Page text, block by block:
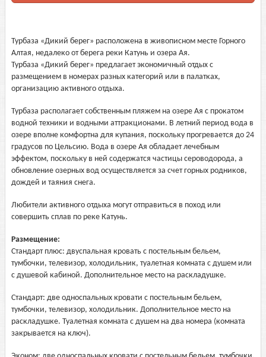
Турбаза «Дикий берег» расположена в живописном месте Горного
Алтая, недалеко от берега реки Катунь и озера Ая.
Турбаза «Дикий берег» предлагает экономичный отдых с
размещением в номерах разных категорий или в палатках,
организацию активного отдыха.
Турбаза располагает собственным пляжем на озере Ая с прокатом
водной техники и водными аттракционами. В летний период вода в
озере вполне комфортна для купания, поскольку прогревается до 24
градусов по Цельсию. Вода в озере Ая обладает лечебным
эффектом, поскольку в ней содержатся частицы сероводорода, а
обновление озерных вод осуществляется за счет горных родников,
дождей и таяния снега.
Любители активного отдыха могут отправиться в поход или
совершить сплав по реке Катунь.
Размещение:
Стандарт плюс: двуспальная кровать с постельным бельем,
тумбочки, телевизор, холодильник, туалетная комната с душем или
с душевой кабиной. Дополнительное место на раскладушке.
Стандарт: две односпальных кровати с постельным бельем,
тумбочки, телевизор, холодильник. Дополнительное место на
раскладушке. Туалетная комната с душем на два номера (комната
закрывается на ключ).